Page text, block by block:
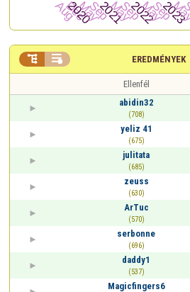
EREDMÉNYEK
 
Ellenfél
abidin32
(708)
yeliz 41
(675)
julitata
(685)
zeuss
(630)
ArTuc
(570)
serbonne
(696)
daddy1
(537)
Magicfingers6